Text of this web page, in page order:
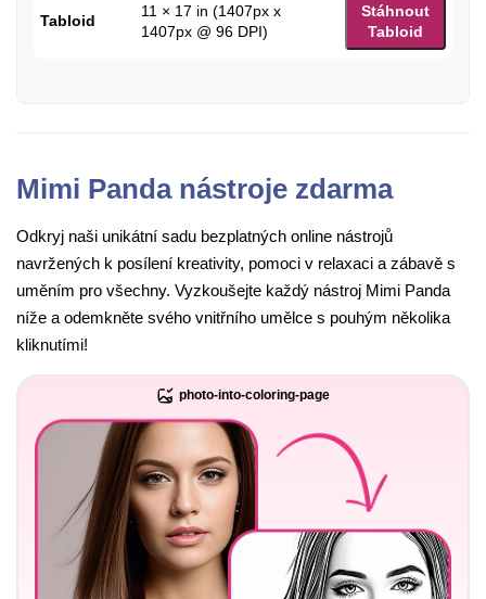
Tabloid
11 × 17 in (1407px x
1407px @ 96 DPI)
Stáhnout
Tabloid
Mimi Panda nástroje zdarma
Odkryj naši unikátní sadu bezplatných online nástrojů
navržených k posílení kreativity, pomoci v relaxaci a zábavě s
uměním pro všechny. Vyzkoušejte každý nástroj Mimi Panda
níže a odemkněte svého vnitřního umělce s pouhým několika
kliknutími!
photo-into-coloring-page